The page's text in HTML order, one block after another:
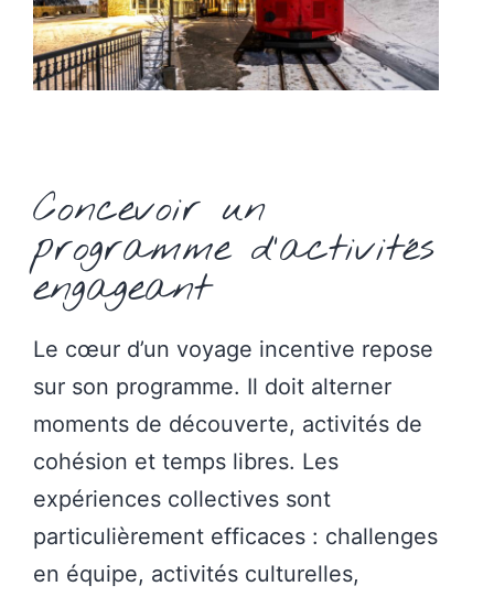
Concevoir un
programme d’activités
engageant
Le cœur d’un voyage incentive repose
sur son programme. Il doit alterner
moments de découverte, activités de
cohésion et temps libres. Les
expériences collectives sont
particulièrement efficaces : challenges
en équipe, activités culturelles,